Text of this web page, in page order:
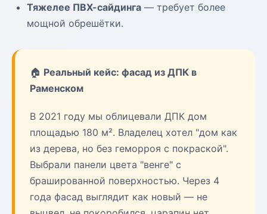
Тяжелее ПВХ-сайдинга — требует более
мощной обрешётки.
🏠 Реальный кейс: фасад из ДПК в
Раменском
В 2021 году мы облицевали ДПК дом
площадью 180 м². Владелец хотел "дом как
из дерева, но без геморроя с покраской".
Выбрали панели цвета "венге" с
брашированной поверхностью. Через 4
года фасад выглядит как новый — не